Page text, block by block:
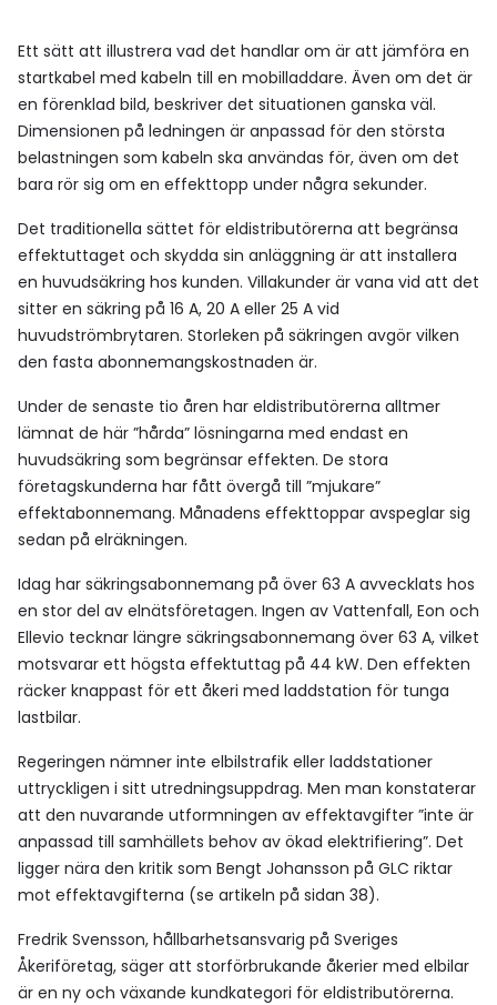
Ett sätt att illustrera vad det handlar om är att jämföra en
startkabel med kabeln till en mobilladdare. Även om det är
en förenklad bild, beskriver det situationen ganska väl.
Dimensionen på ledningen är anpassad för den största
belastningen som kabeln ska användas för, även om det
bara rör sig om en effekttopp under några sekunder.
Det traditionella sättet för eldistributörerna att begränsa
effektuttaget och skydda sin anläggning är att installera
en huvudsäkring hos kunden. Villakunder är vana vid att det
sitter en säkring på 16 A, 20 A eller 25 A vid
huvudströmbrytaren. Storleken på säkringen avgör vilken
den fasta abonnemangskostnaden är.
Under de senaste tio åren har eldistributörerna alltmer
lämnat de här ”hårda” lösningarna med endast en
huvudsäkring som begränsar effekten. De stora
företagskunderna har fått övergå till ”mjukare”
effektabonnemang. Månadens effekttoppar avspeglar sig
sedan på elräkningen.
Idag har säkringsabonnemang på över 63 A avvecklats hos
en stor del av elnätsföretagen. Ingen av Vattenfall, Eon och
Ellevio tecknar längre säkringsabonnemang över 63 A, vilket
motsvarar ett högsta effektuttag på 44 kW. Den effekten
räcker knappast för ett åkeri med laddstation för tunga
lastbilar.
Regeringen nämner inte elbilstrafik eller laddstationer
uttryckligen i sitt utredningsuppdrag. Men man konstaterar
att den nuvarande utformningen av effektavgifter ”inte är
anpassad till samhällets behov av ökad elektrifiering”. Det
ligger nära den kritik som Bengt Johansson på GLC riktar
mot effektavgifterna (se artikeln på sidan 38).
Fredrik Svensson, hållbarhetsansvarig på Sveriges
Åkeriföretag, säger att storförbrukande åkerier med elbilar
är en ny och växande kundkategori för eldistributörerna.